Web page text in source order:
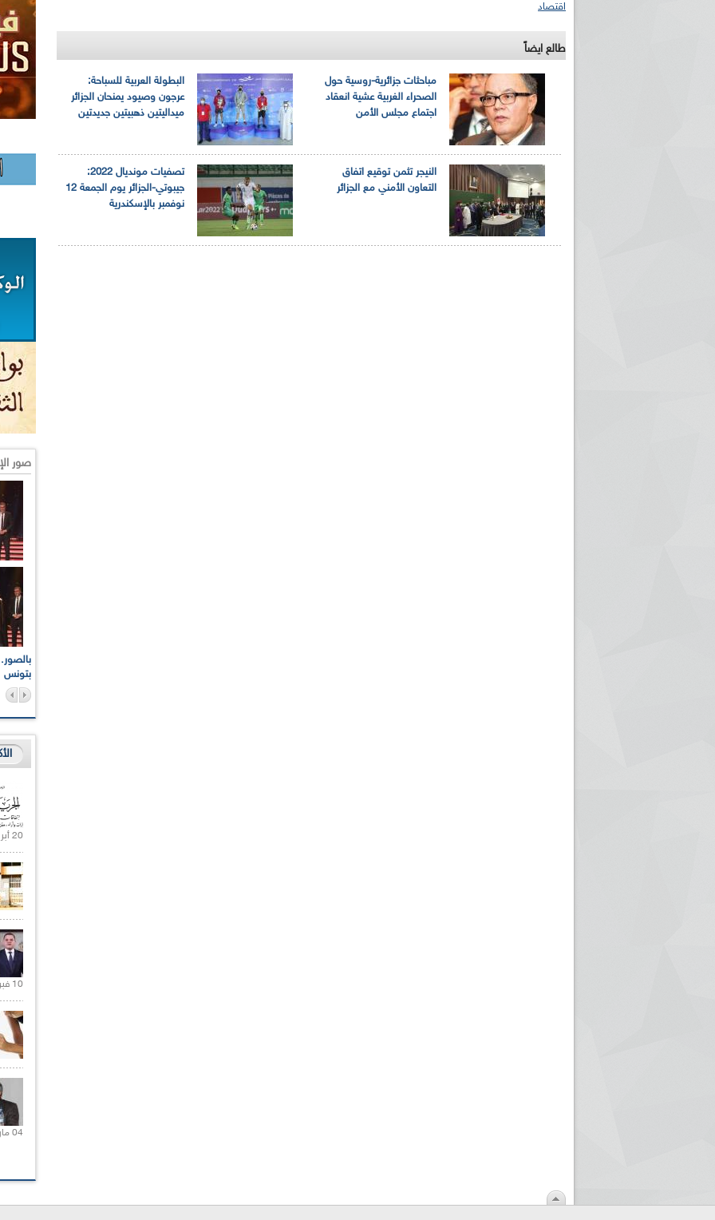
اقتصاد
طالع ايضاً
البطولة العربية للسباحة:
عرجون وصيود يمنحان الجزائر
ميداليتين ذهبيتين جديدتين
مباحثات جزائرية-روسية حول
الصحراء الغربية عشية انعقاد
اجتماع مجلس الأمن
تصفيات مونديال 2022:
جيبوتي-الجزائر يوم الجمعة 12
نوفمبر بالإسكندرية
النيجر تثمن توقيع اتفاق
التعاون الأمني مع الجزائر
صور
بتونس
20 أبريل 2021 |
10 فبراير 2021 |
04 مارس 2020 |